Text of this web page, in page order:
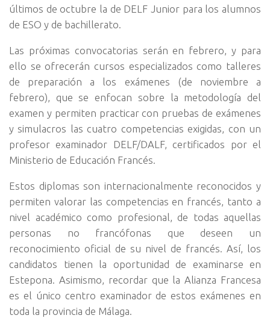
últimos de octubre la de DELF Junior para los alumnos
de ESO y de bachillerato.
Las próximas convocatorias serán en febrero, y para
ello se ofrecerán cursos especializados como talleres
de preparación a los exámenes (de noviembre a
febrero), que se enfocan sobre la metodología del
examen y permiten practicar con pruebas de exámenes
y simulacros las cuatro competencias exigidas, con un
profesor examinador DELF/DALF, certificados por el
Ministerio de Educación Francés.
Estos diplomas son internacionalmente reconocidos y
permiten valorar las competencias en francés, tanto a
nivel académico como profesional, de todas aquellas
personas no francófonas que deseen un
reconocimiento oficial de su nivel de francés. Así, los
candidatos tienen la oportunidad de examinarse en
Estepona. Asimismo, recordar que la Alianza Francesa
es el único centro examinador de estos exámenes en
toda la provincia de Málaga.